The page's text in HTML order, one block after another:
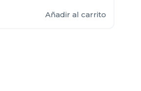
Añadir al carrito